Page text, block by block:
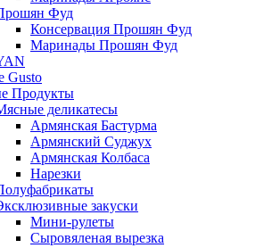
Фуд
Консервация Прошян Фуд
Маринады Прошян Фуд
Gusto
Продукты
деликатесы
Армянская Бастурма
Армянский Суджух
Армянская Колбаса
Нарезки
закуски
Мини-рулеты
Сыровяленая вырезка